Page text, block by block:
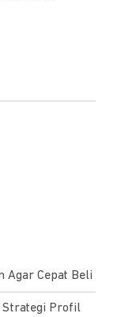
Agar Cepat Beli
Strategi Profil